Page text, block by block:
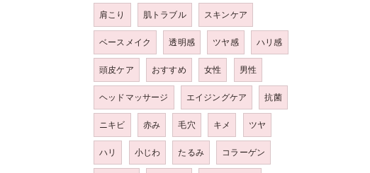
肩こり 肌トラブル スキンケア
ベースメイク 透明感 ツヤ感 ハリ感
頭皮ケア おすすめ 女性 男性
ヘッドマッサージ エイジングケア 抗菌
ニキビ 赤み 毛穴 キメ ツヤ
ハリ 小じわ たるみ コラーゲン